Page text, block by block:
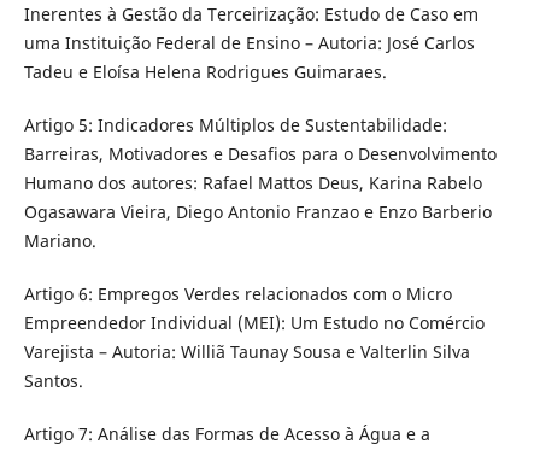
Inerentes à Gestão da Terceirização: Estudo de Caso em
uma Instituição Federal de Ensino – Autoria: José Carlos
Tadeu e Eloísa Helena Rodrigues Guimaraes.
Artigo 5: Indicadores Múltiplos de Sustentabilidade:
Barreiras, Motivadores e Desafios para o Desenvolvimento
Humano dos autores: Rafael Mattos Deus, Karina Rabelo
Ogasawara Vieira, Diego Antonio Franzao e Enzo Barberio
Mariano.
Artigo 6: Empregos Verdes relacionados com o Micro
Empreendedor Individual (MEI): Um Estudo no Comércio
Varejista – Autoria: Williã Taunay Sousa e Valterlin Silva
Santos.
Artigo 7: Análise das Formas de Acesso à Água e a